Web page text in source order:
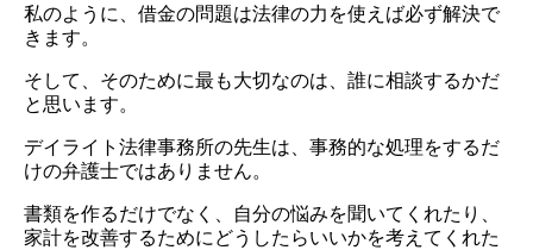
私のように、借金の問題は法律の力を使えば必ず解決で
きます。
そして、そのために最も大切なのは、誰に相談するかだ
と思います。
デイライト法律事務所の先生は、事務的な処理をするだ
けの弁護士ではありません。
書類を作るだけでなく、自分の悩みを聞いてくれたり、
家計を改善するためにどうしたらいいかを考えてくれた